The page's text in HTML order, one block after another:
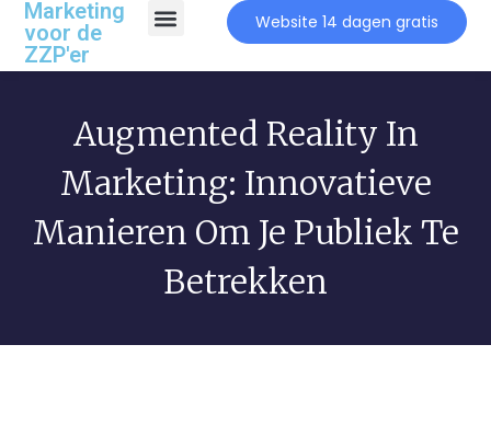
Marketing
voor de
ZZP'er
Website 14 dagen gratis
Augmented Reality In
Marketing: Innovatieve
Manieren Om Je Publiek Te
Betrekken